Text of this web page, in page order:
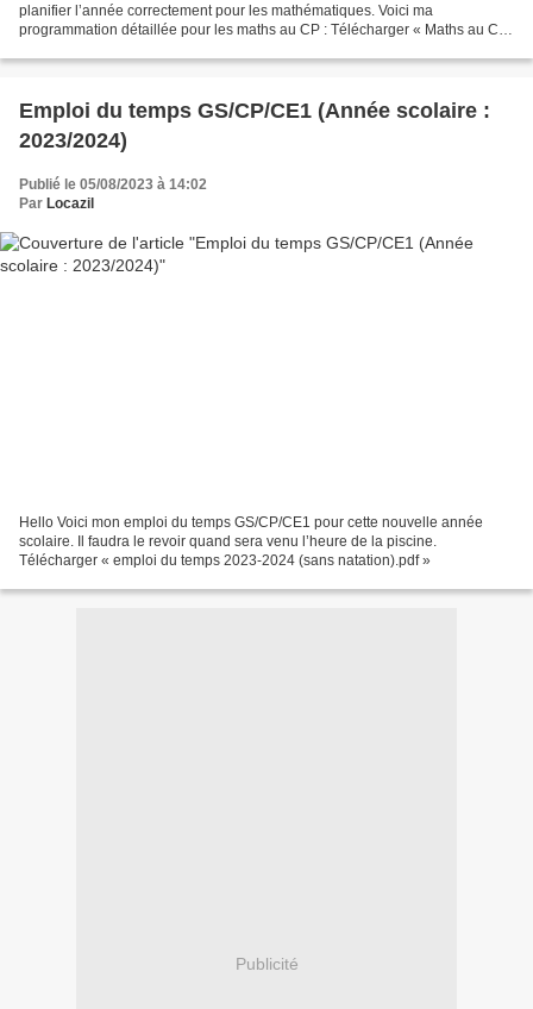
planifier l’année correctement pour les mathématiques. Voici ma
programmation détaillée pour les maths au CP : Télécharger « Maths au CP
Emploi du temps GS/CP/CE1 (Année scolaire :
2023/2024)
Publié le 05/08/2023 à 14:02
Par Locazil
Hello Voici mon emploi du temps GS/CP/CE1 pour cette nouvelle année
scolaire. Il faudra le revoir quand sera venu l’heure de la piscine.
Télécharger « emploi du temps 2023-2024 (sans natation).pdf »
Publicité